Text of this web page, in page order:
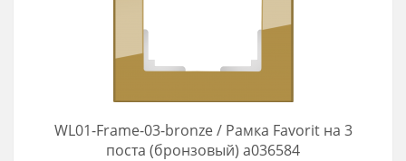
WL01-Frame-03-bronze / Рамка Favorit на 3
поста (бронзовый) a036584